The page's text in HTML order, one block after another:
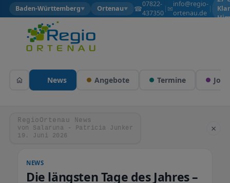
Baden-Württemberg▼ Ortenau▼ ☎07822-
437350
| ✉info@regio-
ortenau.de
|
News Angebote Termine Jobs
RegioOrtenau News
von Salaruna - Patricia Junker
19. Juni 2026
×
NEWS
Die längsten Tage des Jahres –